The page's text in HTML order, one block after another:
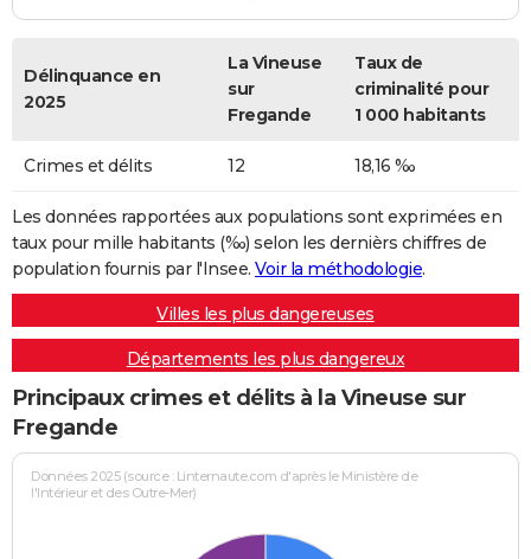
Délinquance en
2025
La Vineuse
sur
Fregande
Taux de
criminalité pour
1 000 habitants
Crimes et délits 12 18,16 ‰
Les données rapportées aux populations sont exprimées en
taux pour mille habitants (‰) selon les dernièrs chiffres de
population fournis par l'Insee. Voir la méthodologie.
Villes les plus dangereuses
Départements les plus dangereux
Principaux crimes et délits à la Vineuse sur
Fregande
Données 2025 (source : Linternaute.com d'après le Ministère de
l'Intérieur et des Outre-Mer)